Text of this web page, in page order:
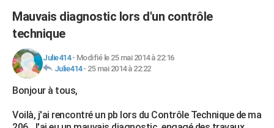
Programme TV
TNTStreaming
Cinéma
Sorties cinéma
Musique
+FINANCE
Retraite
Impôts
Epargne
Immobilier
Risques naturels par ville
Banque
Assurance
Crédit
AUTO
Essais
Réserver un essai
Citadines
Berlines
SUV
Forum auto
HIGH-TECH
Mauvais diagnostic lors d'un contrôle
technique
Julie414- Modifié le 25 mai 2014 à 22:16
Julie414- 25 mai 2014 à 22:22
Bonjour à tous,
Voilà, j'ai rencontré un pb lors du Contrôle Technique de ma